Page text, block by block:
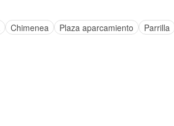
Chimenea Plaza aparcamiento
Parrilla